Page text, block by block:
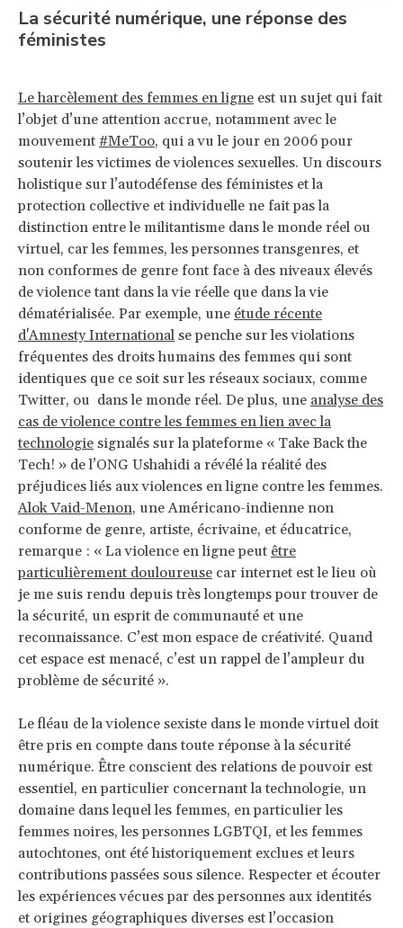
La sécurité numérique, une réponse des
féministes
Le harcèlement des femmes en ligne est un sujet qui fait
l’objet d’une attention accrue, notamment avec le
mouvement #MeToo, qui a vu le jour en 2006 pour
soutenir les victimes de violences sexuelles. Un discours
holistique sur l’autodéfense des féministes et la
protection collective et individuelle ne fait pas la
distinction entre le militantisme dans le monde réel ou
virtuel, car les femmes, les personnes transgenres, et
non conformes de genre font face à des niveaux élevés
de violence tant dans la vie réelle que dans la vie
dématérialisée. Par exemple, une étude récente
d'Amnesty International se penche sur les violations
fréquentes des droits humains des femmes qui sont
identiques que ce soit sur les réseaux sociaux, comme
Twitter, ou dans le monde réel. De plus, une analyse des
cas de violence contre les femmes en lien avec la
technologie signalés sur la plateforme « Take Back the
Tech! » de l’ONG Ushahidi a révélé la réalité des
préjudices liés aux violences en ligne contre les femmes.
Alok Vaid-Menon, une Américano-indienne non
conforme de genre, artiste, écrivaine, et éducatrice,
remarque : « La violence en ligne peut être
particulièrement douloureuse car internet est le lieu où
je me suis rendu depuis très longtemps pour trouver de
la sécurité, un esprit de communauté et une
reconnaissance. C’est mon espace de créativité. Quand
cet espace est menacé, c’est un rappel de l’ampleur du
problème de sécurité ».
Le fléau de la violence sexiste dans le monde virtuel doit
être pris en compte dans toute réponse à la sécurité
numérique. Être conscient des relations de pouvoir est
essentiel, en particulier concernant la technologie, un
domaine dans lequel les femmes, en particulier les
femmes noires, les personnes LGBTQI, et les femmes
autochtones, ont été historiquement exclues et leurs
contributions passées sous silence. Respecter et écouter
les expériences vécues par des personnes aux identités
et origines géographiques diverses est l’occasion